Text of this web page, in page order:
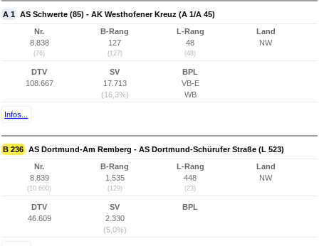
A 1 AS Schwerte (85) - AK Westhofener Kreuz (A 1/A 45)
Nr.
8.838
(76)
B-Rang
127
(127)
L-Rang
48
(48)
Land
NW
DTV
108.667
SV
17.713
(16,3%)
BPL
VB-E
WB
Infos...
B 236 AS Dortmund-Am Remberg - AS Dortmund-Schürufer Straße (L 523)
Nr.
8.839
(10.600)
B-Rang
1.535
(129)
L-Rang
448
(23)
Land
NW
DTV
46.609
SV
2.330
(5,0%)
BPL